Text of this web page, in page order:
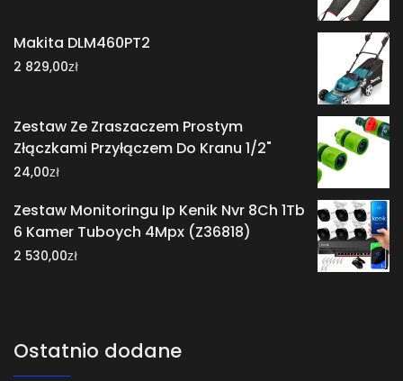
Makita DLM460PT2
2 829,00zł
Zestaw Ze Zraszaczem Prostym
Złączkami Przyłączem Do Kranu 1/2"
24,00zł
Zestaw Monitoringu Ip Kenik Nvr 8Ch 1Tb
6 Kamer Tuboych 4Mpx (Z36818)
2 530,00zł
Ostatnio dodane